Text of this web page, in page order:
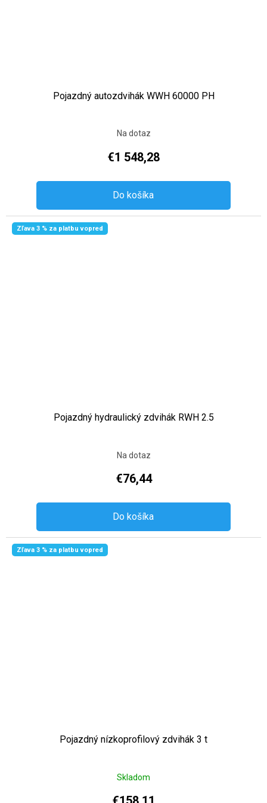
Pojazdný autozdvihák WWH 60000 PH
Na dotaz
€1 548,28
Do košíka
Zľava 3 % za platbu vopred
Pojazdný hydraulický zdvihák RWH 2.5
Na dotaz
€76,44
Do košíka
Zľava 3 % za platbu vopred
Pojazdný nízkoprofilový zdvihák 3 t
Skladom